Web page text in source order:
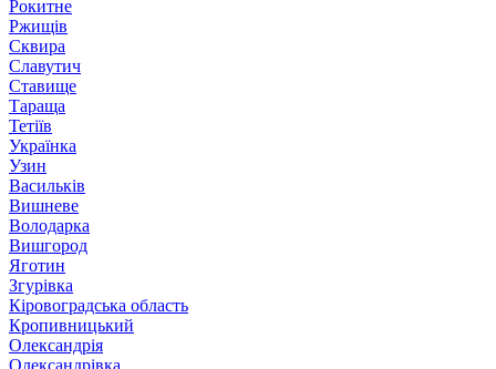
Рокитне
Ржищів
Сквира
Славутич
Ставище
Тараща
Тетіїв
Українка
Узин
Васильків
Вишневе
Володарка
Вишгород
Яготин
Згурівка
Кіровоградська область
Кропивницький
Олександрія
Олександрівка